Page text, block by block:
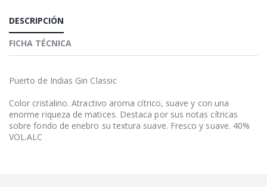
DESCRIPCIÓN
FICHA TÉCNICA
Puerto de Indias Gin Classic
Color cristalino. Atractivo aroma cítrico, suave y con una
enorme riqueza de matices. Destaca por sus notas cítricas
sobre fondo de enebro su textura suave. Fresco y suave. 40%
VOL.ALC